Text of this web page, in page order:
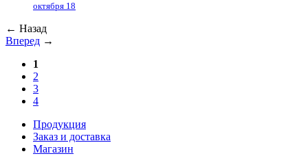
октября 18
← Назад
Вперед →
1
2
3
4
Продукция
Заказ и доставка
Магазин